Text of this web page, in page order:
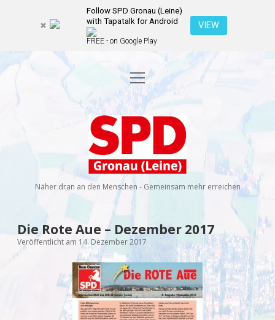
Follow SPD Gronau (Leine)
with Tapatalk for Android
FREE - on Google Play
VIEW
Startseite
Kommunalwahl 2026
Kandidierende
Wahlprogramm
Über uns
Dropdown-
Menü
öffnen
Ratsmitglieder
Veranstaltungen
Kontakt
Newsletter
Spenden
facebook
instagram
rss E-
Mail
Menü
öffnen
SPD
Gronau
(Leine)
Näher dran an den Menschen - Gemeinsam mehr erreichen
Die Rote Aue – Dezember 2017
Veröffentlicht am 14. Dezember 2017